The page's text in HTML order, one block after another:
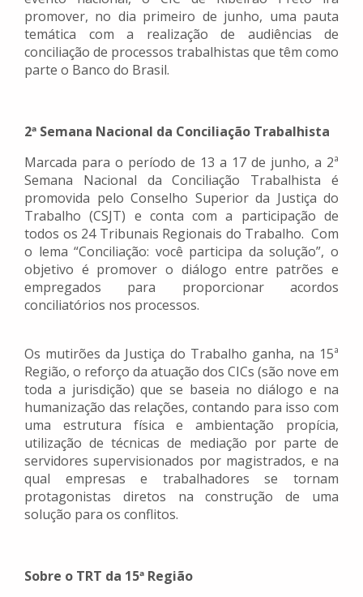
promover, no dia primeiro de junho, uma pauta
temática com a realização de audiências de
conciliação de processos trabalhistas que têm como
parte o Banco do Brasil.
2ª Semana Nacional da Conciliação Trabalhista
Marcada para o período de 13 a 17 de junho, a 2ª
Semana Nacional da Conciliação Trabalhista é
promovida pelo Conselho Superior da Justiça do
Trabalho (CSJT) e conta com a participação de
todos os 24 Tribunais Regionais do Trabalho. Com
o lema “Conciliação: você participa da solução”, o
objetivo é promover o diálogo entre patrões e
empregados para proporcionar acordos
conciliatórios nos processos.
Os mutirões da Justiça do Trabalho ganha, na 15ª
Região, o reforço da atuação dos CICs (são nove em
toda a jurisdição) que se baseia no diálogo e na
humanização das relações, contando para isso com
uma estrutura física e ambientação propícia,
utilização de técnicas de mediação por parte de
servidores supervisionados por magistrados, e na
qual empresas e trabalhadores se tornam
protagonistas diretos na construção de uma
solução para os conflitos.
Sobre o TRT da 15ª Região